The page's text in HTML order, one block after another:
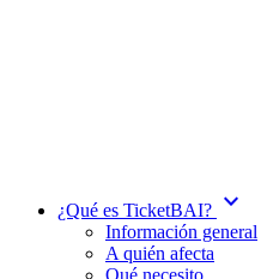
¿Qué es TicketBAI? expand_more
Información general
A quién afecta
Qué necesito